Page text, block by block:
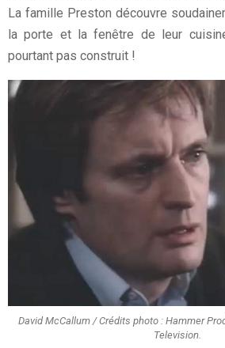
La famille Preston découvre
la porte et la fenêtre de leur
pourtant pas construit !
David McCallum / Crédits photo : Hammer
Television.